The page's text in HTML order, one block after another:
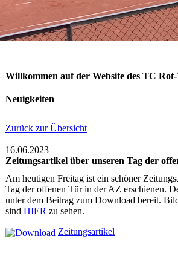
Willkommen auf der Website des TC
Neuigkeiten
Zurück zur Übersicht
16.06.2023
Zeitungsartikel über unseren Tag der
Am heutigen Freitag ist ein schöner
Tag der offenen Tür in der AZ erschienen.
unter dem Beitrag zum Download bereit.
sind HIER zu sehen.
Zeitungsartikel